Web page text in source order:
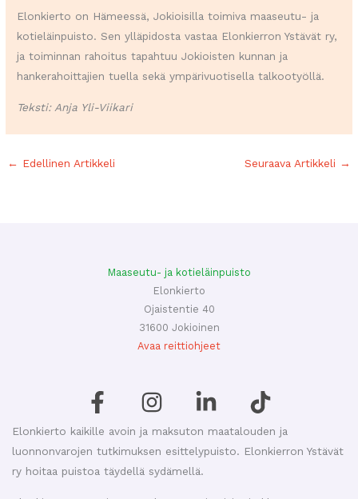
Elonkierto on Hämeessä, Jokioisilla toimiva maaseutu- ja
kotieläinpuisto. Sen ylläpidosta vastaa Elonkierron Ystävät ry,
ja toiminnan rahoitus tapahtuu Jokioisten kunnan ja
hankerahoittajien tuella sekä ympärivuotisella talkootyöllä.
Teksti: Anja Yli-Viikari
← Edellinen Artikkeli Seuraava Artikkeli →
Maaseutu- ja kotieläinpuisto
Elonkierto
Ojaistentie 40
31600 Jokioinen
Avaa reittiohjeet
Elonkierto kaikille avoin ja maksuton maatalouden ja
luonnonvarojen tutkimuksen esittelypuisto. Elonkierron Ystävät
ry hoitaa puistoa täydellä sydämellä.